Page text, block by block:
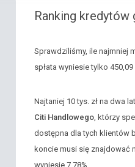
Ranking
Sprawdziliśmy, ile najmniej
spłata wyniesie tylko
Najtaniej 10 tys. zł na dwa
Citi Handlowego, którzy
dostępna dla tych klientów
koncie musi się znajdować
wyniesie 7,78%.